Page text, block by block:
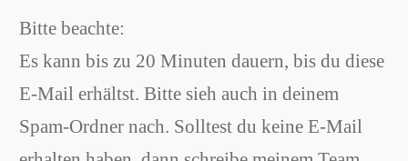
Bitte beachte:
Es kann bis zu 20 Minuten dauern, bis du diese
E-Mail erhältst. Bitte sieh auch in deinem
Spam-Ordner nach. Solltest du keine E-Mail